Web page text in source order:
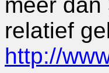
relatief
http://